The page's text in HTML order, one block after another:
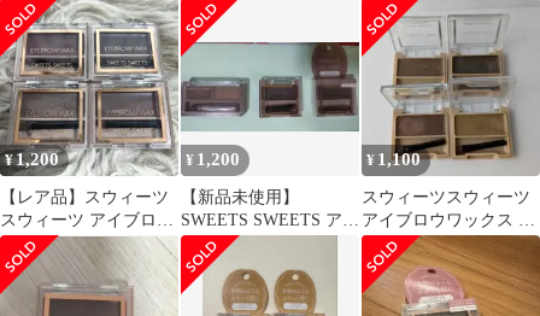
ナチュラルブラウン
個セット
¥1,200
【レア品】スウィーツ
スウィーツ アイブロウ
ワックス 01 02 03 04
¥ 1,200
【新品未使用】
SWEETS SWEETS アイ
ブロウワックス 01ほか
全3個
¥ 1,100
スウィーツスウィーツ
アイブロウワックス 4
個セット 01 02 03 05